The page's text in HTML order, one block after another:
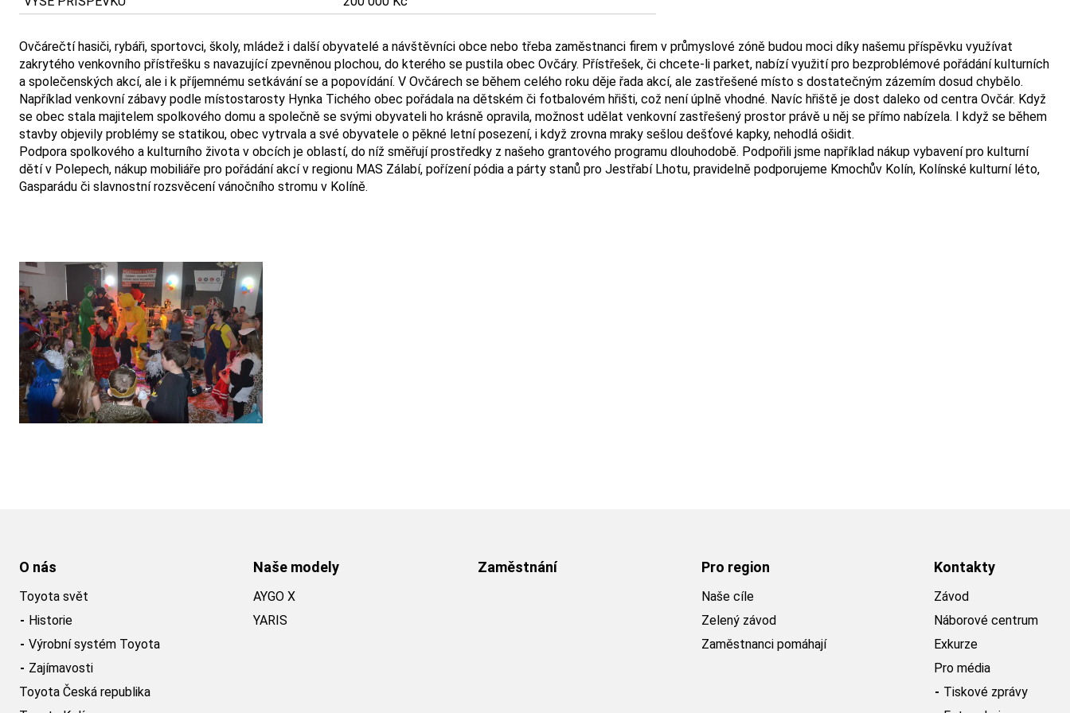
Ovčárečtí hasiči, rybáři, sportovci, školy, mládež i další obyvatelé a návštěvníci obce nebo třeba zaměstnanci firem v průmyslové zóně budou moci díky našemu příspěvku využívat
zakrytého venkovního přístřešku s navazující zpevněnou plochou, do kterého se pustila obec Ovčáry. Přístřešek, či chcete-li parket, nabízí využití pro bezproblémové pořádání kulturních
a společenských akcí, ale i k příjemnému setkávání se a popovídání. V Ovčárech se během celého roku děje řada akcí, ale zastřešené místo s dostatečným zázemím dosud chybělo.
Například venkovní zábavy podle místostarosty Hynka Tichého obec pořádala na dětském či fotbalovém hřišti, což není úplně vhodné. Navíc hřiště je dost daleko od centra Ovčár. Když
se obec stala majitelem spolkového domu a společně se svými obyvateli ho krásně opravila, možnost udělat venkovní zastřešený prostor právě u něj se přímo nabízela. I když se během
stavby objevily problémy se statikou, obec vytrvala a své obyvatele o pěkné letní posezení, i když zrovna mraky sešlou dešťové kapky, nehodlá ošidit.
Podpora spolkového a kulturního života v obcích je oblastí, do níž směřují prostředky z našeho grantového programu dlouhodobě. Podpořili jsme například nákup vybavení pro kulturní
dětí v Polepech, nákup mobiliáře pro pořádání akcí v regionu MAS Zálabí, pořízení pódia a párty stanů pro Jestřabí Lhotu, pravidelně podporujeme Kmochův Kolín, Kolínské kulturní léto,
Gasparádu či slavnostní rozsvěcení vánočního stromu v Kolíně.
O nás
Toyota svět
Historie
Výrobní systém Toyota
Zajímavosti
Toyota Česká republika
Naše modely
AYGO X
YARIS
Zaměstnání Pro region
Naše cíle
Zelený závod
Zaměstnanci pomáhají
Kontakty
Závod
Náborové centrum
Exkurze
Pro média
Tiskové zprávy